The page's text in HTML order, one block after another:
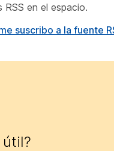
en el espacio.
suscribo a la fuente